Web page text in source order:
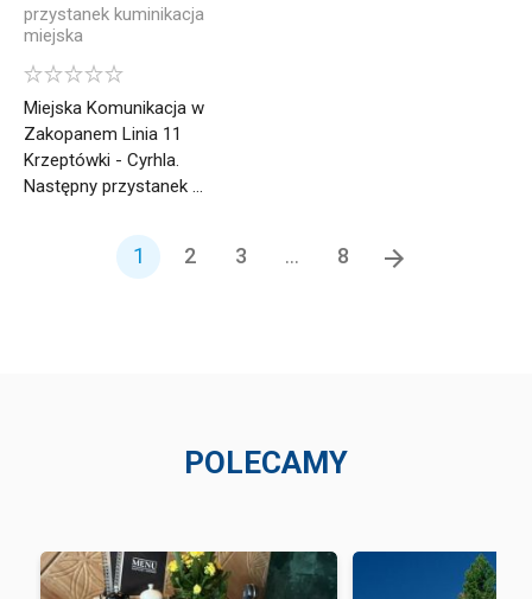
przystanek kuminikacja
miejska
Miejska Komunikacja w
Zakopanem Linia 11
Krzeptówki - Cyrhla.
Następny przystanek ...
1 2 3 ... 8
POLECAMY